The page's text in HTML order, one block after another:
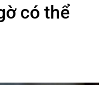
có thể